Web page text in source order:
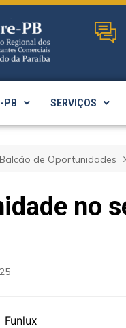
PB SERVIÇOS
Balcão de Oportunidades
no
Funlux